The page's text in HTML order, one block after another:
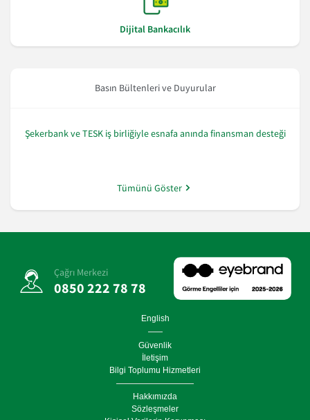
Dijital Bankacılık
Basın Bültenleri ve Duyurular
Şekerbank ve TESK iş birliğiyle esnafa anında finansman desteği
Tümünü Göster
Çağrı Merkezi
0850 222 78 78
English
Güvenlik
İletişim
Bilgi Toplumu Hizmetleri
Hakkımızda
Sözleşmeler